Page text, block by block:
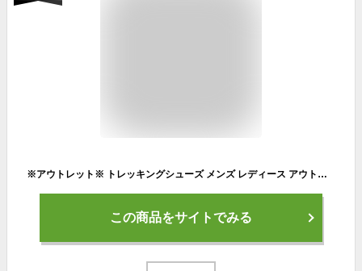
※アウトレット※ トレッキングシューズ メンズ レディース アウトドア スニーカー | 靴 登山靴 トレッキング 登山 山登り ユニセックス ハイカット キャンプ ハイキング アウトドアシューズ アウトドアスニーカー 撥水 初心者
この商品をサイトでみる